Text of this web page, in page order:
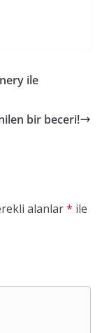
ile
bir beceri!
alanlar* ile